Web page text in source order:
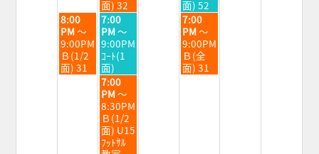
月
11th
2026
月
12th
2026
面) 32
月
14th
2026
面) 52
火
曜
日,
8
月
11th
8:00
PM～
9:00PM
Ｂ(1/2
面) 31
水
曜
日,
8
月
12th
2026
7:00
PM～
9:00PM
ｺｰﾄ(1
面)
金
曜
日,
8
月
14th
7:00
PM～
9:00PM
Ｂ(全
面) 31
水
曜
日,
8
月
12th
7:00
PM～
8:30PM
Ｂ(1/2
面) U15
ﾌｯﾄｻﾙ